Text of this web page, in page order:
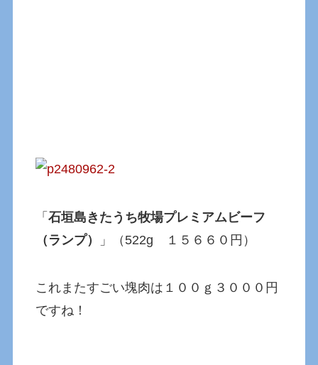
「石垣島きたうち牧場プレミアムビーフ
（ランプ）
」（522g １５６６０円）
これまたすごい塊肉は１００ｇ３０００円
ですね！